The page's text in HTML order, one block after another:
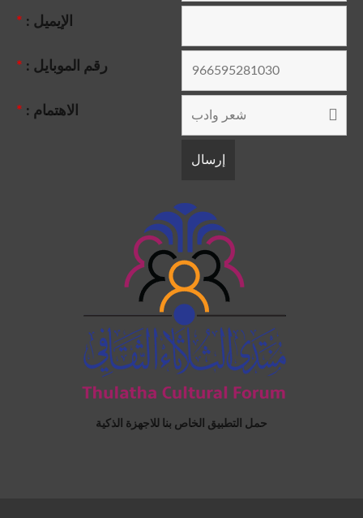
الإيميل : *
رقم الموبايل : *
الاهتمام : *
حمل التطبيق الخاص بنا للاجهزة الذكية